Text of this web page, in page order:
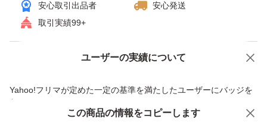
安心取引出品者
安心発送
取引実績99+
ユーザーの実績について
Yahoo!フリマが定めた一定の基準を満たしたユーザーにバッジを
付与しています
価格の相談 商品への質問
この商品の情報をコピーします
この商品をみている人にオススメ